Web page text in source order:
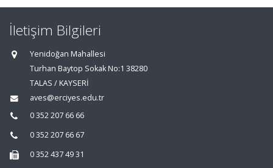
İletişim Bilgileri
Yenidoğan Mahallesi
Turhan Baytop Sokak No:1 38280
TALAS / KAYSERİ
aves@erciyes.edu.tr
0 352 207 66 66
0 352 207 66 67
0 352 437 49 31